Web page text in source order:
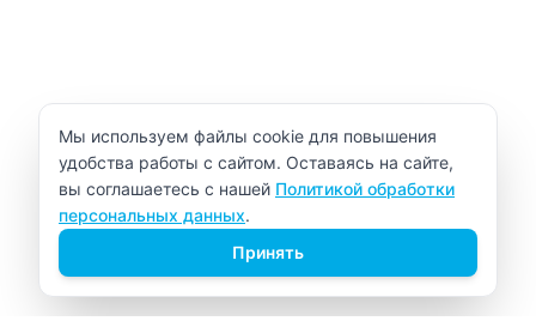
Уведомление об использовании cookie
Мы используем файлы cookie для повышения
удобства работы с сайтом. Оставаясь на сайте,
вы соглашаетесь с нашей Политикой обработки
персональных данных.
Принять